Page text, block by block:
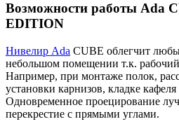
Возможности работы Ada
EDITION
Нивелир Ada CUBE облегчит
небольшом помещении т.к. рабочий
Например, при монтаже полок,
установки карнизов, кладке
Одновременное проецирование
перекрестие с прямыми углами.